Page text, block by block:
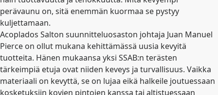
perävaunu on, sitä enemmän kuormaa se pystyy
kuljettamaan.
Acoplados Salton suunnitteluosaston johtaja Juan Manuel
Pierce on ollut mukana kehittämässä uusia kevyitä
tuotteita. Hänen mukaansa yksi SSAB:n terästen
tärkeimpiä etuja ovat niiden keveys ja turvallisuus. Vaikka
materiaali on kevyttä, se on lujaa eikä halkeile joutuessaan
kosketuksiin kovien pintojen kanssa tai altistuessaan